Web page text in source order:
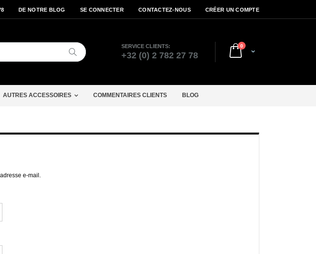
DE NOTRE BLOG SE CONNECTER CONTACTEZ-NOUS CRÉER UN COMPTE
Cart
0articles
Chercher
SERVICE CLIENTS:
+32 (0) 2 782 27 78
AUTRES ACCESSOIRES COMMENTAIRES CLIENTS BLOG
e-mail.